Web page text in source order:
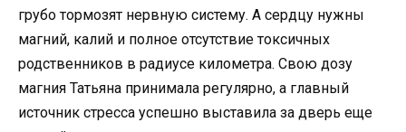
грубо тормозят нервную систему. А сердцу нужны
магний, калий и полное отсутствие токсичных
родственников в радиусе километра. Свою дозу
магния Татьяна принимала регулярно, а главный
источник стресса успешно выставила за дверь еще